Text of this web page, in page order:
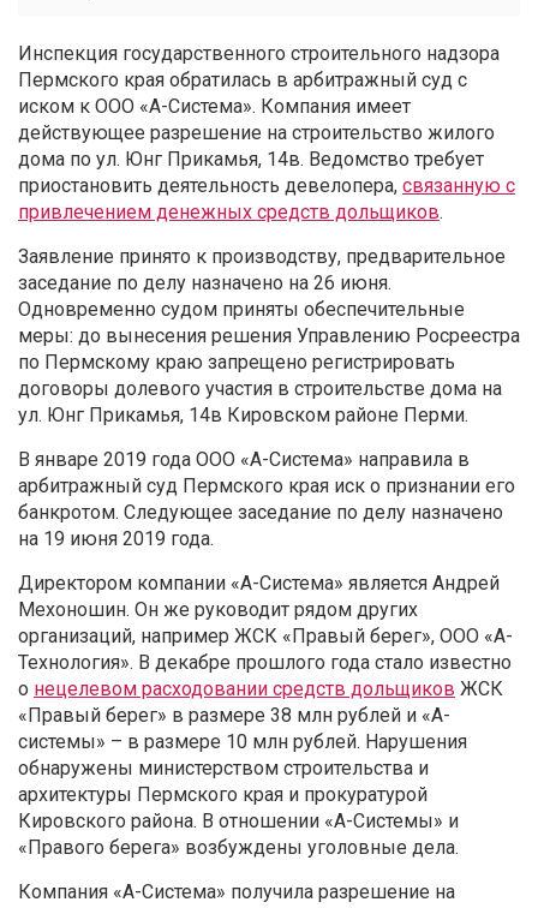
Инспекция государственного строительного надзора
Пермского края обратилась в арбитражный суд с
иском к ООО «А-Система». Компания имеет
действующее разрешение на строительство жилого
дома по ул. Юнг Прикамья, 14в. Ведомство требует
приостановить деятельность девелопера, связанную с
привлечением денежных средств дольщиков.
Заявление принято к производству, предварительное
заседание по делу назначено на 26 июня.
Одновременно судом приняты обеспечительные
меры: до вынесения решения Управлению Росреестра
по Пермскому краю запрещено регистрировать
договоры долевого участия в строительстве дома на
ул. Юнг Прикамья, 14в Кировском районе Перми.
В январе 2019 года ООО «А-Система» направила в
арбитражный суд Пермского края иск о признании его
банкротом. Следующее заседание по делу назначено
на 19 июня 2019 года.
Директором компании «А-Система» является Андрей
Мехоношин. Он же руководит рядом других
организаций, например ЖСК «Правый берег», ООО «А-
Технология». В декабре прошлого года стало известно
о нецелевом расходовании средств дольщиков ЖСК
«Правый берег» в размере 38 млн рублей и «А-
системы» – в размере 10 млн рублей. Нарушения
обнаружены министерством строительства и
архитектуры Пермского края и прокуратурой
Кировского района. В отношении «А-Системы» и
«Правого берега» возбуждены уголовные дела.
Компания «А-Система» получила разрешение на